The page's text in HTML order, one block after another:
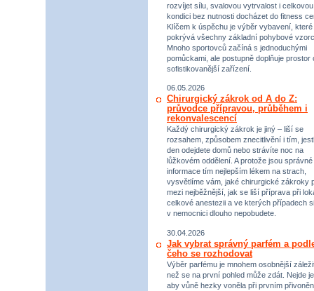
rozvíjet sílu, svalovou vytrvalost i celkovou
kondici bez nutnosti docházet do fitness
Klíčem k úspěchu je výběr vybavení, které
pokrývá všechny základní pohybové
Mnoho sportovců začíná s jednoduchými
pomůckami, ale postupně doplňuje prostor
sofistikovanější zařízení.
06.05.2026
Chirurgický zákrok od A do Z:
průvodce přípravou, průběhem i
rekonvalescencí
Každý chirurgický zákrok je jiný – liší se
rozsahem, způsobem znecitlivění i tím,
den odejdete domů nebo strávíte noc na
lůžkovém oddělení. A protože jsou správné
informace tím nejlepším lékem na strach,
vysvětlíme vám, jaké chirurgické zákroky
mezi nejběžnější, jak se liší příprava při
celkové anestezii a ve kterých případech si
v nemocnici dlouho nepobudete.
30.04.2026
Jak vybrat správný parfém a
čeho se rozhodovat
Výběr parfému je mnohem osobnější
než se na první pohled může zdát. Nejde
aby vůně hezky voněla při prvním